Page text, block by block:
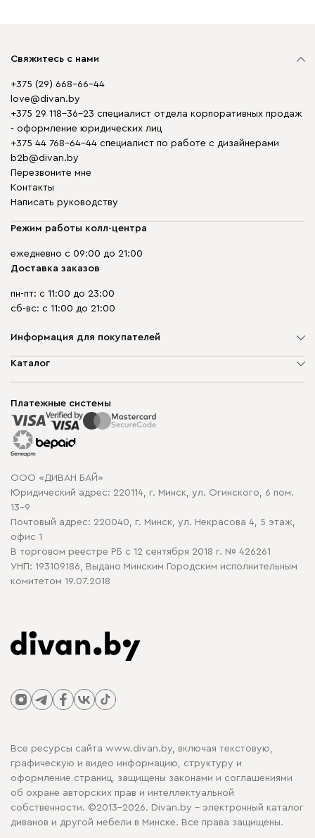
Свяжитесь с нами
+375 (29) 668-66-44
love@divan.by
+375 29 118-36-23 специалист отдела корпоративных продаж
- оформление юридических лиц
+375 44 768-64-44 специалист по работе с дизайнерами
b2b@divan.by
Перезвоните мне
Контакты
Написать руководству
Режим работы колл-центра
ежедневно с 09:00 до 21:00
Доставка заказов
пн-пт: с 11:00 до 23:00
сб-вс: с 11:00 до 21:00
Информация для покупателей
О компании
Способы оплаты
Рассрочка и кредит
Гарантия
Карта сайта
Политика конфиденциальности
Политика в отношении обработки cookie
Каталог
Корпусная мебель
Распродажа мебели
Платежные системы
ООО «ДИВАН БАЙ»
Юридический адрес: 220114, г. Минск, ул. Огинского, 6 пом.
13-9
Почтовый адрес: 220040, г. Минск, ул. Некрасова 4, 5 этаж,
офис 1
В торговом реестре РБ с 12 сентября 2018 г. № 426261
УНП: 193109186, Выдано Минским Городским исполнительным
комитетом 19.07.2018
Все ресурсы сайта www.divan.by, включая текстовую,
графическую и видео информацию, структуру и
оформление страниц, защищены законами и соглашениями
об охране авторских прав и интеллектуальной
собственности. ©2013-2026. Divan.by - электронный каталог
диванов и другой мебели в Минске. Все права защищены.